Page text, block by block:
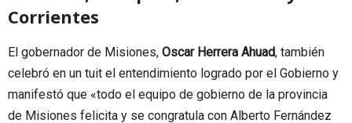
Corrientes
El gobernador de Misiones, Oscar Herrera Ahuad, también
celebró en un tuit el entendimiento logrado por el Gobierno y
manifestó que «todo el equipo de gobierno de la provincia
de Misiones felicita y se congratula con Alberto Fernández